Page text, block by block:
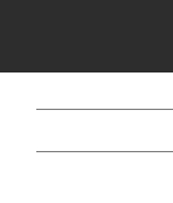
contenu